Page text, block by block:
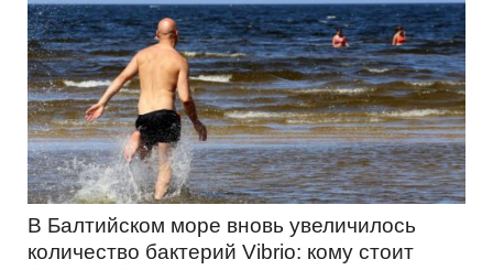
В Балтийском море вновь увеличилось
количество бактерий Vibrio: кому стоит